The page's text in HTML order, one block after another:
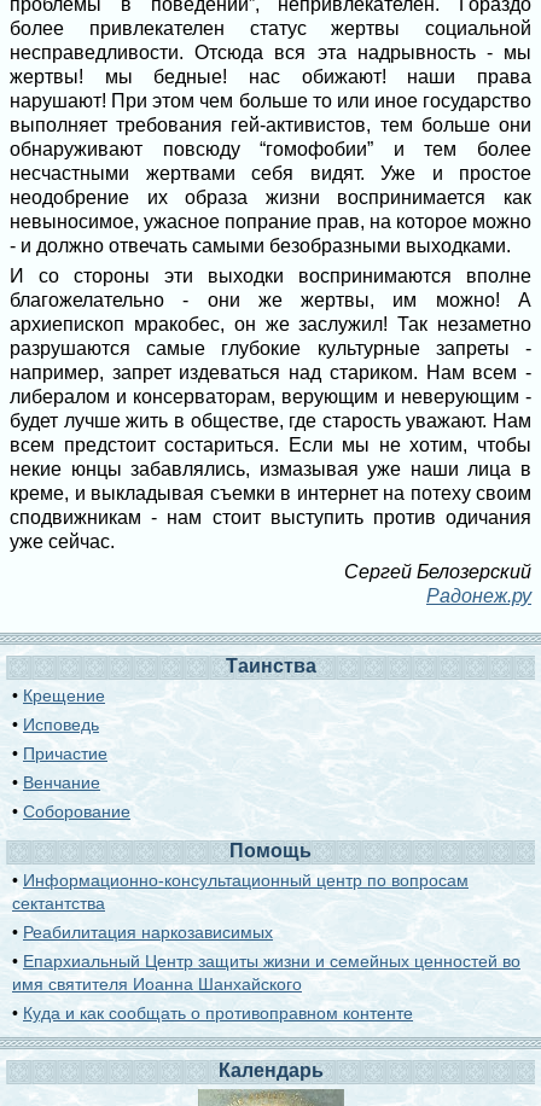
проблемы в поведении”, непривлекателен. Гораздо
более привлекателен статус жертвы социальной
несправедливости. Отсюда вся эта надрывность - мы
жертвы! мы бедные! нас обижают! наши права
нарушают! При этом чем больше то или иное государство
выполняет требования гей-активистов, тем больше они
обнаруживают повсюду “гомофобии” и тем более
несчастными жертвами себя видят. Уже и простое
неодобрение их образа жизни воспринимается как
невыносимое, ужасное попрание прав, на которое можно
- и должно отвечать самыми безобразными выходками.
И со стороны эти выходки воспринимаются вполне
благожелательно - они же жертвы, им можно! А
архиепископ мракобес, он же заслужил! Так незаметно
разрушаются самые глубокие культурные запреты -
например, запрет издеваться над стариком. Нам всем -
либералом и консерваторам, верующим и неверующим -
будет лучше жить в обществе, где старость уважают. Нам
всем предстоит состариться. Если мы не хотим, чтобы
некие юнцы забавлялись, измазывая уже наши лица в
креме, и выкладывая съемки в интернет на потеху своим
сподвижникам - нам стоит выступить против одичания
уже сейчас.
Сергей Белозерский
Радонеж.ру
Таинства
• Крещение
• Исповедь
• Причастие
• Венчание
•Соборование
Помощь
• Информационно-консультационный центр по вопросам
сектантства
• Реабилитация наркозависимых
• Епархиальный Центр защиты жизни и семейных ценностей во
имя святителя Иоанна Шанхайского
• Куда и как сообщать о противоправном контенте
Календарь